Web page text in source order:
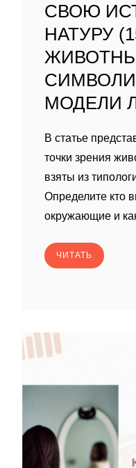
СВОЮ
НАТУРУ
МОДЕЛИ
В статье
точки зрения
взяты из
Определите кто
окружающие и
ЧИТАТЬ